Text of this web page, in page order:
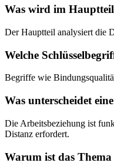
Was wird im
Der Hauptteil analysiert die
Welche
Begriffe wie
Was unterscheidet
Die Arbeitsbeziehung ist
Distanz erfordert.
Warum ist das